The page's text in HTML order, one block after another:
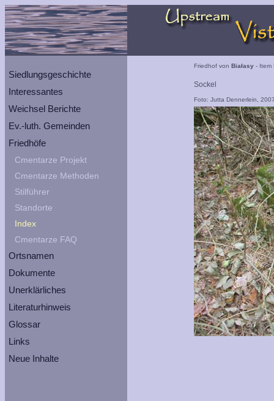
Siedlungsgeschichte
Interessantes
Weichsel Berichte
Ev.-luth. Gemeinden
Friedhöfe
Cmentarze Projekt
Cmentarze Methoden
Stilführer
Standorte
Index
Cmentarze FAQ
Ortsnamen
Dokumente
Unerklärliches
Literaturhinweis
Glossar
Links
Neue Inhalte
Friedhof von Białasy - Item
Sockel
Foto: Jutta Dennerlein,